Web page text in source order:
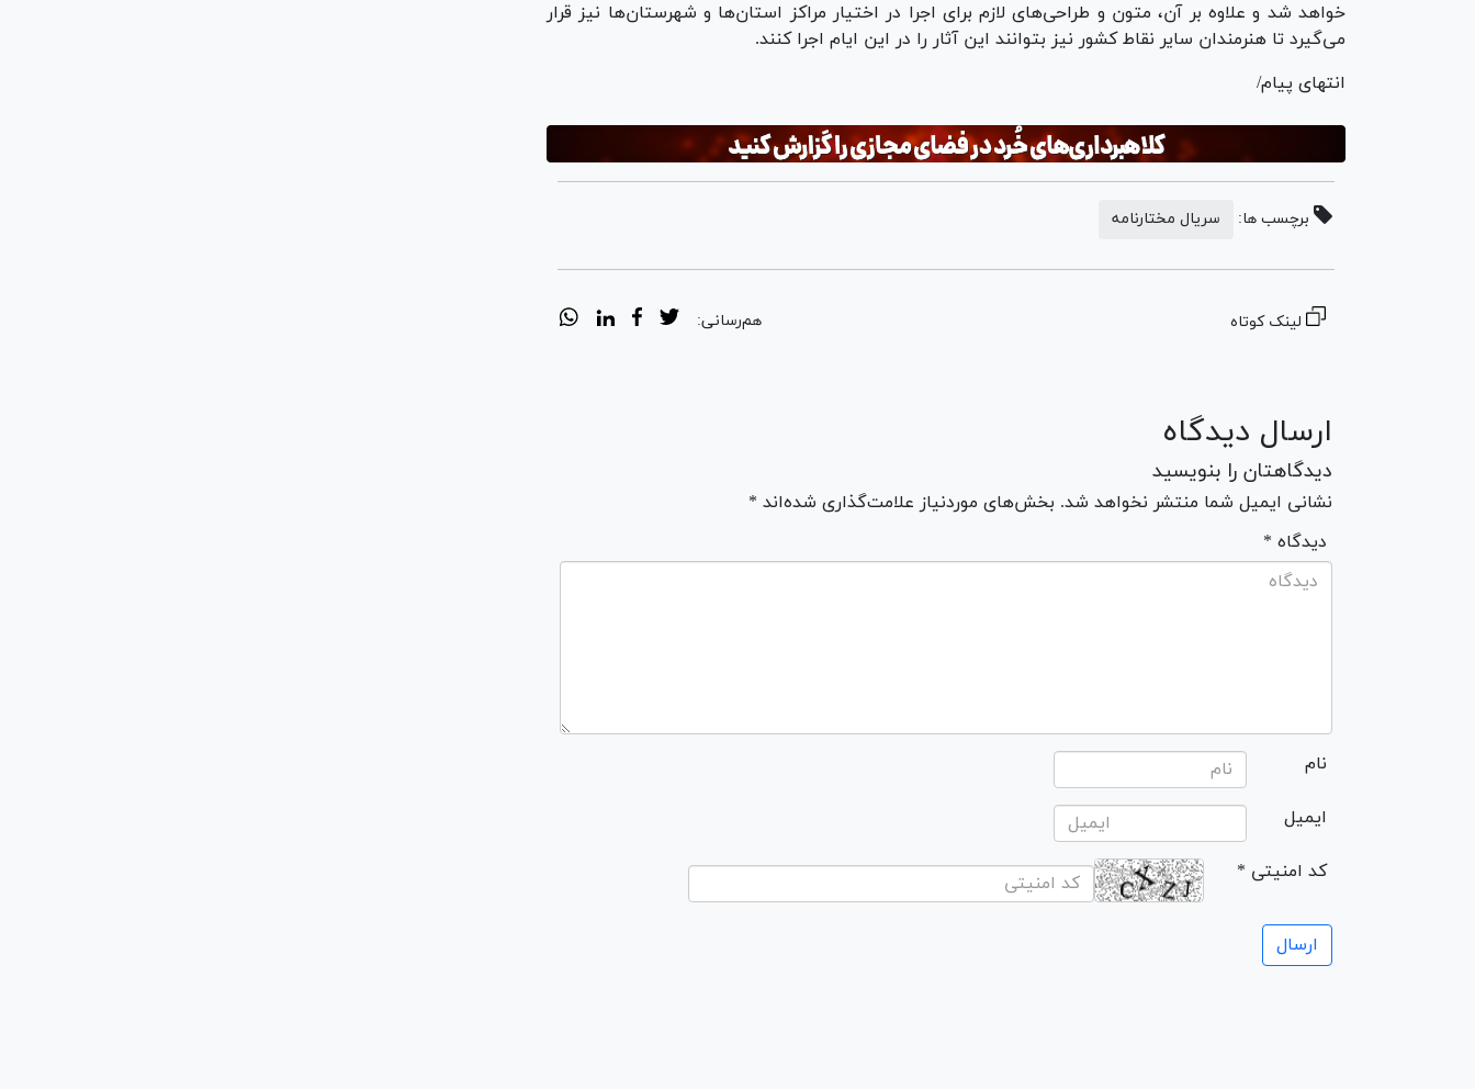
خواهد شد و علاوه بر آن، متون و طراحی‌های لازم برای اجرا در اختیار مراکز استان‌ها و شهرستان‌ها نیز قرار
می‌گیرد تا هنرمندان سایر نقاط کشور نیز بتوانند این آثار را در این ایام اجرا کنند.
انتهای پیام/
برچسب ها: سریال مختارنامه
لینک کوتاه هم‌رسانی:
ارسال دیدگاه
دیدگاهتان را بنویسید
نشانی ایمیل شما منتشر نخواهد شد. بخش‌های موردنیاز علامت‌گذاری شده‌اند *
* دیدگاه
نام
ایمیل
* کد امنیتی